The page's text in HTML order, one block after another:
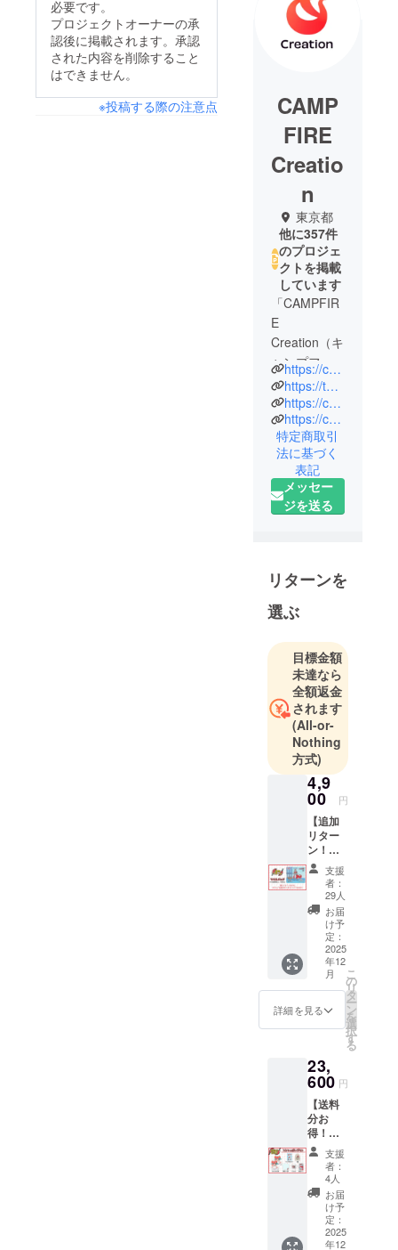
必要です。
プロジェクトオーナーの承
認後に掲載されます。承認
された内容を削除すること
はできません。
※投稿する際の注意点
CAMP
FIRE
Creatio
n
東京都
他に357件
のプロジェ
クトを掲載
しています
「CAMPFIR
E
Creation（キ
ャンプファ
イヤー クリ
エーショ
ン）」は、
株式会社
CAMPFIRE
の商品企画
チームで
す。
ングでの商
目指して、
ターとのコ
ラボ企画や
自社オリジ
ナルのアイ
テム企画を
行ってま
す。
◾️営業日のご
営業時間：
平日 10:00〜
18:00 (土日
祝、年末年
※お問い合わ
せから3営業
日以内にご
返信させて
いただきま
※ ご質問に
よってはお
応えできか
ねる場合も
ございま
す。
◾️ プライバ
シー
https://camp-fire.jp/creation
https://twitter.com/CF_Creation
https://camp-fire.jp/privacy
https://camp-fire.jp/inquiries
特定商取引
法に基づく
表記
メッセー
ジを送る
リターンを
選ぶ
目標金額
未達なら
全額返金
されます
(All-or-
Nothing
方式)
4,9
00 円
【追加
リター
ン！】
マウス
パッド
プラン
・マウ
スパッ
像はイ
メージ
です。
金額に
は消費
税
料990円
を含ん
でおり
ます。
支援
者：
29人
お届
け予
定：
2025
年12
月
詳細を見る
こ
の
リ
タ
ー
ン
を
選
択
す
る
23,
600 円
【送料
分お
得！】
シン
いっぱ
いプラ
ン 送料
1,100円
分割引
になっ
ている
支援
者：
4人
お届
け予
定：
2025
年12